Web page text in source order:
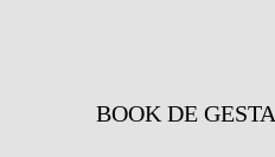
BOOK DE